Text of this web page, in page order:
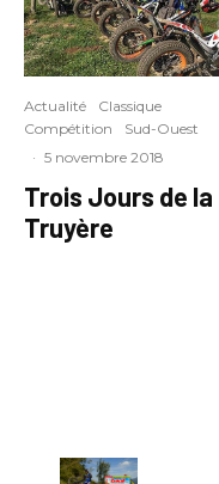
Actualité
Classique
Compétition
Sud-Ouest
· 5 novembre 2018
Trois Jours de la
Truyère